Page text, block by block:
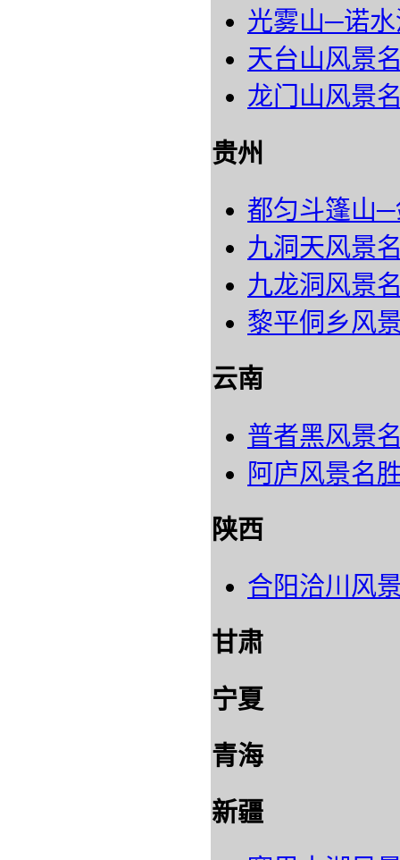
光雾山─诺
天台山风景
龙门山风景
贵州
都匀斗篷山
九洞天风景
九龙洞风景
黎平侗乡风
云南
普者黑风景
阿庐风景名
陕西
合阳洽川风
甘肃
宁夏
青海
新疆